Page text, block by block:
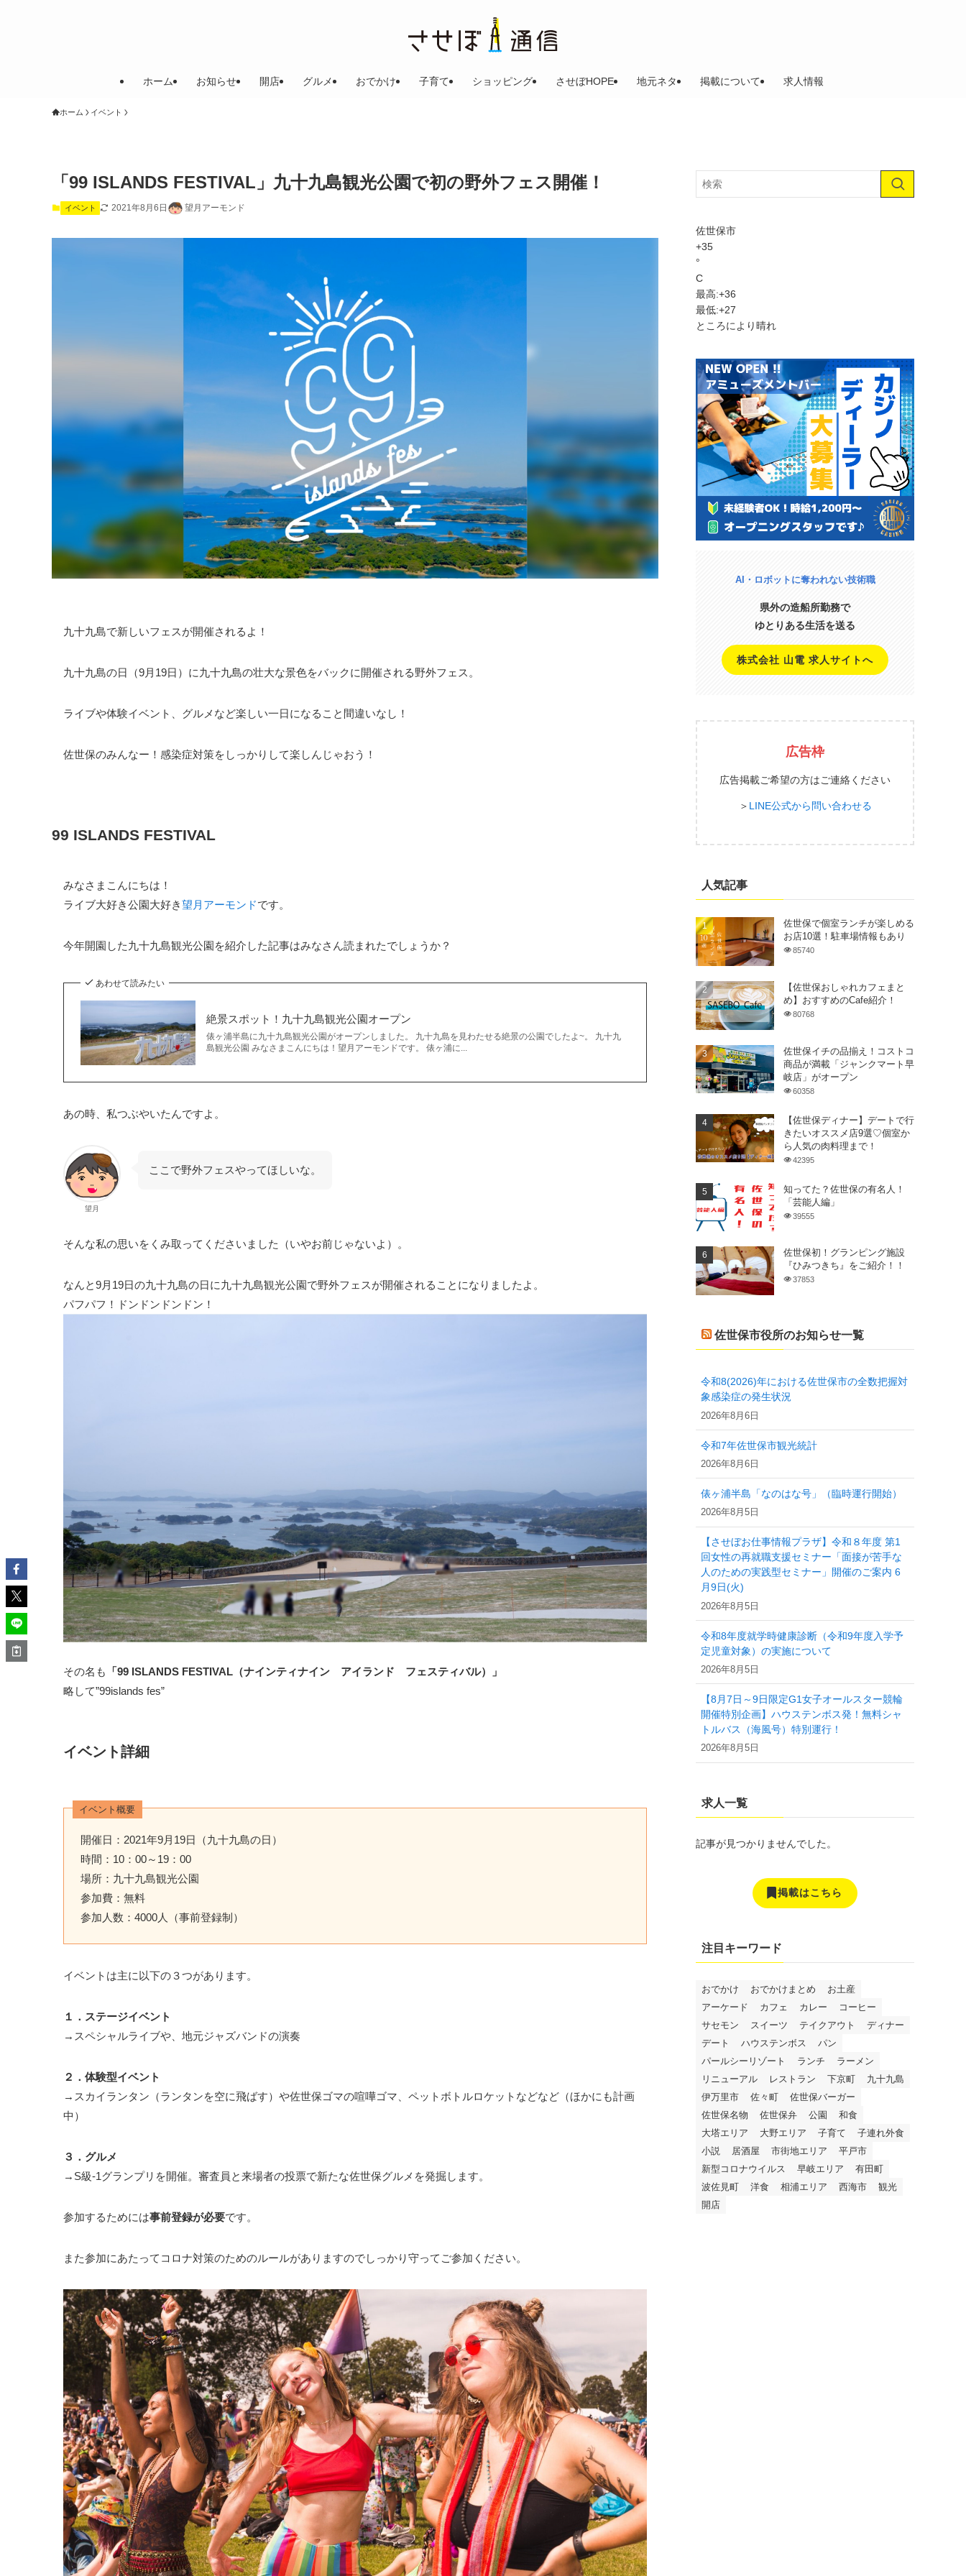
ホーム お知らせ 開店 グルメ おでかけ 子育て ショッピング させぼHOPE 地元ネタ 掲載について 求人情報
ホーム イベント
「99 ISLANDS FESTIVAL」九十九島観光公園で初の野外フェス開催！
イベント 2021年8月6日 望月アーモンド
九十九島で新しいフェスが開催されるよ！
九十九島の日（9月19日）に九十九島の壮大な景色をバックに開催される野外フェス。
ライブや体験イベント、グルメなど楽しい一日になること間違いなし！
佐世保のみんなー！感染症対策をしっかりして楽しんじゃおう！
99 ISLANDS FESTIVAL
みなさまこんにちは！
ライブ大好き公園大好き望月アーモンドです。
今年開園した九十九島観光公園を紹介した記事はみなさん読まれたでしょうか？
あわせて読みたい
絶景スポット！九十九島観光公園オープン
俵ヶ浦半島に九十九島観光公園がオープンしました。 九十九島を見わたせる絶景の公園でしたよ~。 九十九
島観光公園 みなさまこんにちは！望月アーモンドです。 俵ヶ浦に...
あの時、私つぶやいたんですよ。
望月
ここで野外フェスやってほしいな。
そんな私の思いをくみ取ってくださいました（いやお前じゃないよ）。
なんと9月19日の九十九島の日に九十九島観光公園で野外フェスが開催されることになりましたよ。
パフパフ！ドンドンドンドン！
その名も
「99 ISLANDS FESTIVAL（ナインティナイン アイランド フェスティバル）」
略して”99islands fes”
イベント詳細
イベント概要
開催日：2021年9月19日（九十九島の日）
時間：10：00～19：00
場所：九十九島観光公園
参加費：無料
参加人数：4000人（事前登録制）
イベントは主に以下の３つがあります。
１．ステージイベント
→スペシャルライブや、地元ジャズバンドの演奏
２．体験型イベント
→スカイランタン（ランタンを空に飛ばす）や佐世保ゴマの喧嘩ゴマ、ペットボトルロケットなどなど（ほかにも計画
中）
３．グルメ
→S級-1グランプリを開催。審査員と来場者の投票で新たな佐世保グルメを発掘します。
参加するためには事前登録が必要です。
また参加にあたってコロナ対策のためのルールがありますのでしっかり守ってご参加ください。
佐世保市
+35
°
C
最高:+36
最低:+27
ところにより晴れ
AI・ロボットに奪われない技術職
県外の造船所勤務で
ゆとりある生活を送る
株式会社 山電 求人サイトへ
広告枠
広告掲載ご希望の方はご連絡ください
＞ LINE公式から問い合わせる
人気記事
佐世保で個室ランチが楽しめる
お店10選！駐車場情報もあり
85740
【佐世保おしゃれカフェまと
め】おすすめのCafe紹介！
80768
佐世保イチの品揃え！コストコ
商品が満載「ジャンクマート早
岐店」がオープン
60358
【佐世保ディナー】デートで行
きたいオススメ店9選♡個室か
ら人気の肉料理まで！
42395
知ってた？佐世保の有名人！
「芸能人編」
39555
佐世保初！グランピング施設
『ひみつきち』をご紹介！！
37853
佐世保市役所のお知らせ一覧
令和8(2026)年における佐世保市の全数把握対
象感染症の発生状況
2026年8月6日
令和7年佐世保市観光統計
2026年8月6日
俵ヶ浦半島「なのはな号」（臨時運行開始）
2026年8月5日
【させぼお仕事情報プラザ】令和８年度 第1
回女性の再就職支援セミナー「面接が苦手な
人のための実践型セミナー」開催のご案内 6
月9日(火)
2026年8月5日
令和8年度就学時健康診断（令和9年度入学予
定児童対象）の実施について
2026年8月5日
【8月7日～9日限定G1女子オールスター競輪
開催特別企画】ハウステンボス発！無料シャ
トルバス（海風号）特別運行！
2026年8月5日
求人一覧
記事が見つかりませんでした。
掲載はこちら
注目キーワード
おでかけ おでかけまとめ
お土産
アーケード
カフェ カレー
コーヒー
サセモン
スイーツ テイクアウト
ディナー
デート
ハウステンボス
パン
パールシーリゾート
ランチ
ラーメン
リニューアル
レストラン 下京町
九十九島
伊万里市
佐々町
佐世保バーガー
佐世保名物
佐世保弁 公園
和食
大塔エリア
大野エリア 子育て
子連れ外食
小説
居酒屋 市街地エリア
平戸市
新型コロナウイルス
早岐エリア
有田町
波佐見町
洋食 相浦エリア 西海市
観光
開店